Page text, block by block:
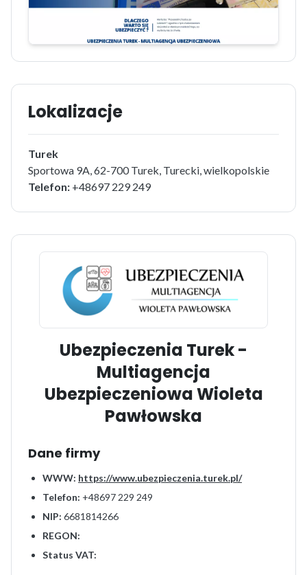
Lokalizacje
Turek
Sportowa 9A, 62-700 Turek, Turecki, wielkopolskie
Telefon: +48697 229 249
Ubezpieczenia Turek -
Multiagencja
Ubezpieczeniowa Wioleta
Pawłowska
Dane firmy
WWW: https://www.ubezpieczenia.turek.pl/
Telefon: +48697 229 249
NIP: 6681814266
REGON:
Status VAT: